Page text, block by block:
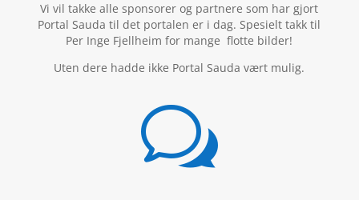
Vi vil takke alle sponsorer og partnere som har gjort
Portal Sauda til det portalen er i dag. Spesielt takk til
Per Inge Fjellheim for mange flotte bilder!
Uten dere hadde ikke Portal Sauda vært mulig.
w